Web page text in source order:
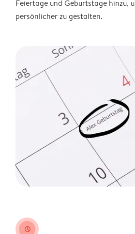
Feiertage und Geburtstage hinzu,
persönlicher zu gestalten.
clock